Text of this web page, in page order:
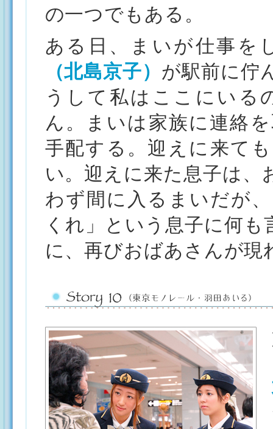
の一つでもある。
ある日、まいが仕事を
（北島京子） が駅前に佇
うして私はここにいる
ん。まいは家族に連絡
手配する。迎えに来て
い。迎えに来た息子は、
わず間に入るまいだが
くれ」という息子に何
に、再びおばあさんが